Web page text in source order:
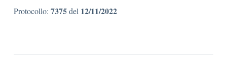
Protocollo: 7375del 12/11/2022